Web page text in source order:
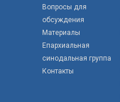
Вопросы для
обсуждения
Материалы
Епархиальная
синодальная группа
Контакты